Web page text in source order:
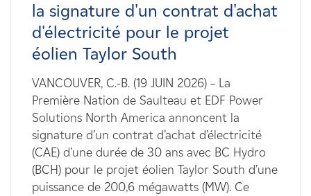
la signature d'un contrat d'achat
d'électricité pour le projet
éolien Taylor South
VANCOUVER, C.-B. (19 JUIN 2026) – La
Première Nation de Saulteau et EDF Power
Solutions North America annoncent la
signature d’un contrat d’achat d’électricité
(CAE) d’une durée de 30 ans avec BC Hydro
(BCH) pour le projet éolien Taylor South d’une
puissance de 200,6 mégawatts (MW). Ce